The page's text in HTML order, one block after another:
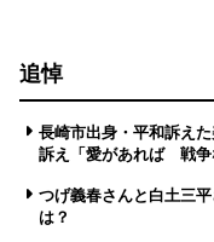
追悼
長崎市出身・平和訴え
訴え「愛があれば 戦争
つげ義春さんと白土三
は？